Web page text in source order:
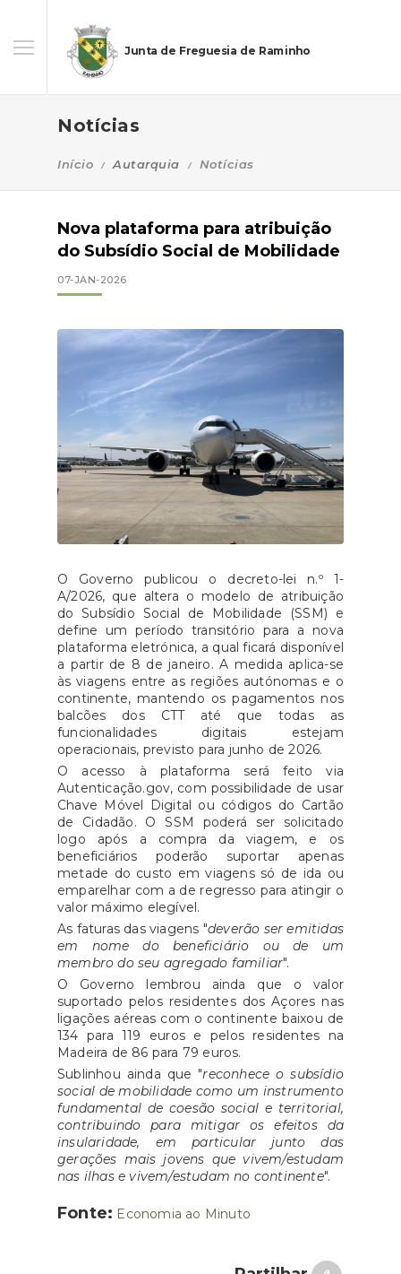
Junta de Freguesia de Raminho
Notícias
Início Autarquia Notícias
Nova plataforma para atribuição
do Subsídio Social de Mobilidade
07-JAN-2026
O Governo publicou o decreto-lei n.º 1-
A/2026, que altera o modelo de atribuição
do Subsídio Social de Mobilidade (SSM) e
define um período transitório para a nova
plataforma eletrónica, a qual ficará disponível
a partir de 8 de janeiro. A medida aplica-se
às viagens entre as regiões autónomas e o
continente, mantendo os pagamentos nos
balcões dos CTT até que todas as
funcionalidades digitais estejam
operacionais, previsto para junho de 2026.
O acesso à plataforma será feito via
Autenticação.gov, com possibilidade de usar
Chave Móvel Digital ou códigos do Cartão
de Cidadão. O SSM poderá ser solicitado
logo após a compra da viagem, e os
beneficiários poderão suportar apenas
metade do custo em viagens só de ida ou
emparelhar com a de regresso para atingir o
valor máximo elegível.
As faturas das viagens "deverão ser emitidas
em nome do beneficiário ou de um
membro do seu agregado familiar".
O Governo lembrou ainda que o valor
suportado pelos residentes dos Açores nas
ligações aéreas com o continente baixou de
134 para 119 euros e pelos residentes na
Madeira de 86 para 79 euros.
Sublinhou ainda que "reconhece o subsídio
social de mobilidade como um instrumento
fundamental de coesão social e territorial,
contribuindo para mitigar os efeitos da
insularidade, em particular junto das
gerações mais jovens que vivem/estudam
nas ilhas e vivem/estudam no continente".
Fonte: Economia ao Minuto